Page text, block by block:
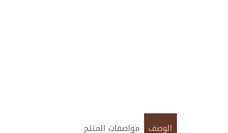
الوصف مواصفات المنتج